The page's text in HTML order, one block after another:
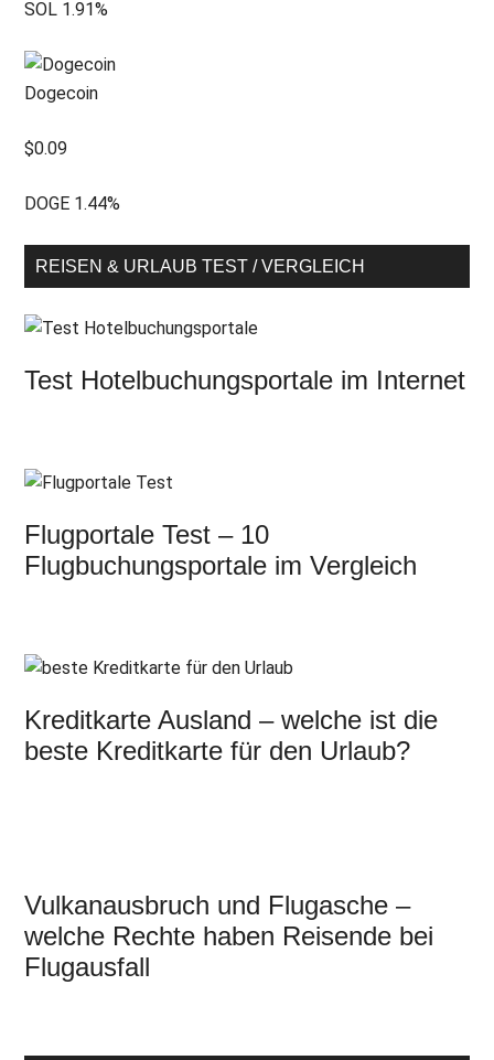
SOL 1.91%
Dogecoin
$0.09
DOGE 1.44%
REISEN & URLAUB TEST / VERGLEICH
Test Hotelbuchungsportale im Internet
Flugportale Test – 10
Flugbuchungsportale im Vergleich
Kreditkarte Ausland – welche ist die
beste Kreditkarte für den Urlaub?
Vulkanausbruch und Flugasche –
welche Rechte haben Reisende bei
Flugausfall